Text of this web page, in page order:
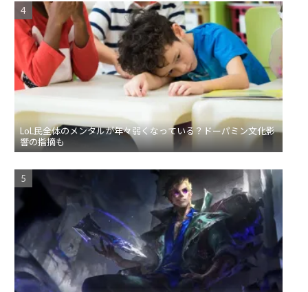
LoL民全体のメンタルが年々弱くなっている？ドーパミン文化影
響の指摘も